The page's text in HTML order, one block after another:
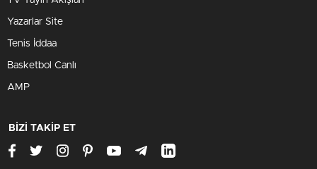
Yazarlar Site
Tenis İddaa
Basketbol Canlı
AMP
BİZİ TAKİP ET